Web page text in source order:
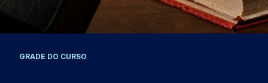
GRADE DO CURSO